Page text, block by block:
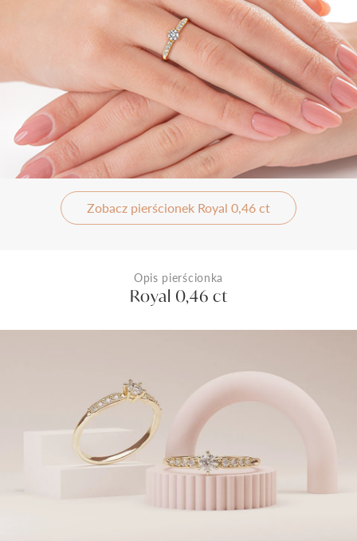
Zobacz pierścionek Royal 0,46 ct
Opis pierścionka
Royal 0,46 ct